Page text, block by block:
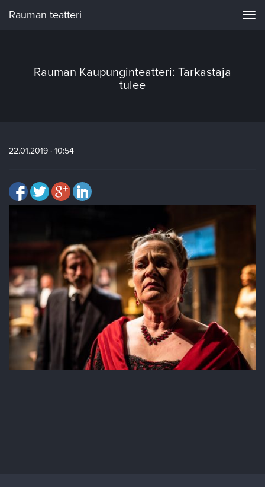
Rauman teatteri
Rauman Kaupunginteatteri: Tarkastaja
tulee
22.01.2019 · 10:54